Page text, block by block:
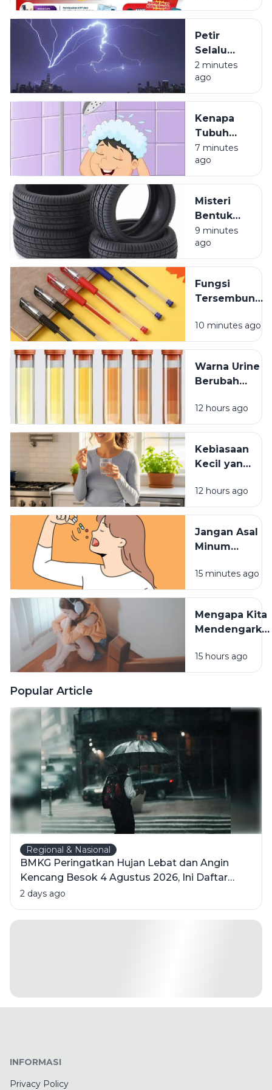
Paspor
Warga
Sosa
Sekitar
Petir
Selalu
Terlihat
Lebih Dulu
daripada
2 minutes
ago
Kenapa
Tubuh
Terasa
Ringan
Setelah
7 minutes
ago
Misteri
Bentuk
Ban
Kendaraan
yang
Dipikirkan
9 minutes
ago
Fungsi
Tersembunyi
pada Tutup
Pulpen
10 minutes ago
Warna Urine
Berubah
Minum
Vitamin? Ini
Penjelasannya
12 hours ago
Kebiasaan
Kecil yang
Vitamin
Tidak
Maksimal
12 hours ago
Jangan Asal
Minum
Waktu
Konsumsinya
Berpengaruh
15 minutes ago
Mengapa Kita
Saat Hati
Sedang
15 hours ago
Popular Article
Regional & Nasional
BMKG Peringatkan Hujan Lebat dan Angin
Kencang Besok 4 Agustus 2026, Ini Daftar
Wilayahnya
2 days ago
INFORMASI
Privacy Policy